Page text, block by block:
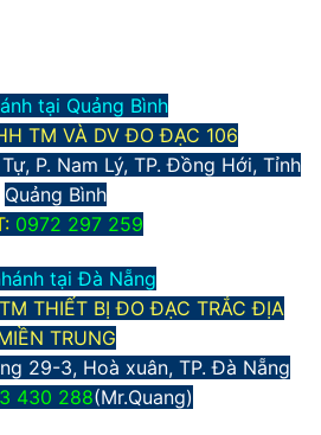
tại Quảng Bình
TM VÀ DV ĐO ĐẠC 106
P. Nam Lý, TP. Đồng Hới, Tỉnh
Quảng Bình
0972 297 259
tại Đà Nẵng
THIẾT BỊ ĐO ĐẠC TRẮC ĐỊA
TRUNG
29-3, Hoà xuân, TP. Đà Nẵng
430 288(Mr.Quang)